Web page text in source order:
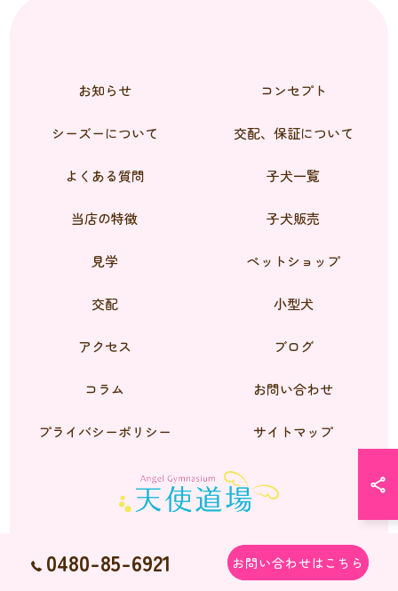
0480-85-6921 お問い合わせはこちら
お知らせ コンセプト
シーズーについて 交配、保証について
よくある質問 子犬一覧
当店の特徴 子犬販売
見学 ペットショップ
交配 小型犬
アクセス ブログ
コラム お問い合わせ
プライバシーポリシー サイトマップ
© 2026 シーズーのブリーダーなら天使道場 ALL RIGHTS RESERVED.